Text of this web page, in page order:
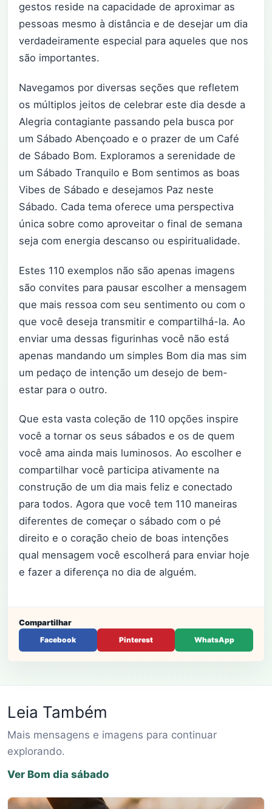
gestos reside na capacidade de aproximar as
pessoas mesmo à distância e de desejar um dia
verdadeiramente especial para aqueles que nos
são importantes.
Navegamos por diversas seções que refletem
os múltiplos jeitos de celebrar este dia desde a
Alegria contagiante passando pela busca por
um Sábado Abençoado e o prazer de um Café
de Sábado Bom. Exploramos a serenidade de
um Sábado Tranquilo e Bom sentimos as boas
Vibes de Sábado e desejamos Paz neste
Sábado. Cada tema oferece uma perspectiva
única sobre como aproveitar o final de semana
seja com energia descanso ou espiritualidade.
Estes 110 exemplos não são apenas imagens
são convites para pausar escolher a mensagem
que mais ressoa com seu sentimento ou com o
que você deseja transmitir e compartilhá-la. Ao
enviar uma dessas figurinhas você não está
apenas mandando um simples Bom dia mas sim
um pedaço de intenção um desejo de bem-
estar para o outro.
Que esta vasta coleção de 110 opções inspire
você a tornar os seus sábados e os de quem
você ama ainda mais luminosos. Ao escolher e
compartilhar você participa ativamente na
construção de um dia mais feliz e conectado
para todos. Agora que você tem 110 maneiras
diferentes de começar o sábado com o pé
direito e o coração cheio de boas intenções
qual mensagem você escolherá para enviar hoje
e fazer a diferença no dia de alguém.
Compartilhar
Facebook Pinterest WhatsApp
Leia Também
Mais mensagens e imagens para continuar
explorando.
Ver Bom dia sábado